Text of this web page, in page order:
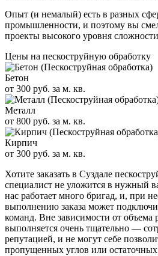
Опыт (и немалый) есть в разных
промышленности, и поэтому вы
проекты высокого уровня
Цены на пескоструйную обработку
Бетон
от 300 руб. за м. кв.
Металл
от 800 руб. за м. кв.
Кирпич
от 300 руб. за м. кв.
Хотите заказать в Суздале
специалист не уложится в нужный
нас работает много бригад, и, при
выполнению заказа может
команд. Вне зависимости от объема
выполняется очень тщательно —
репутацией, и не могут себе
пропущенных углов или остаточных